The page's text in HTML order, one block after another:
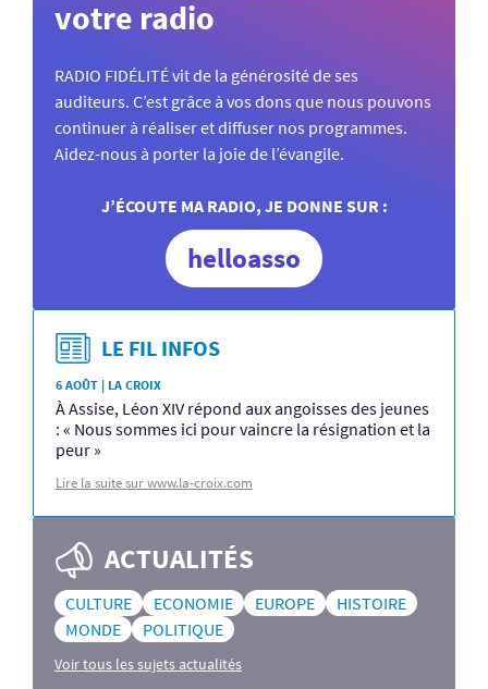
votre radio
RADIO FIDÉLITÉ vit de la générosité de ses
auditeurs. C’est grâce à vos dons que nous pouvons
continuer à réaliser et diffuser nos programmes.
Aidez-nous à porter la joie de l’évangile.
J’ÉCOUTE MA RADIO, JE DONNE SUR :
helloasso
LE FIL INFOS
6 AOÛT | LA CROIX
À Assise, Léon XIV répond aux angoisses des jeunes
: « Nous sommes ici pour vaincre la résignation et la
peur »
Lire la suite sur www.la-croix.com
ACTUALITÉS
CULTURE ECONOMIE EUROPE
HISTOIRE
MONDE
POLITIQUE
Voir tous les sujets actualités